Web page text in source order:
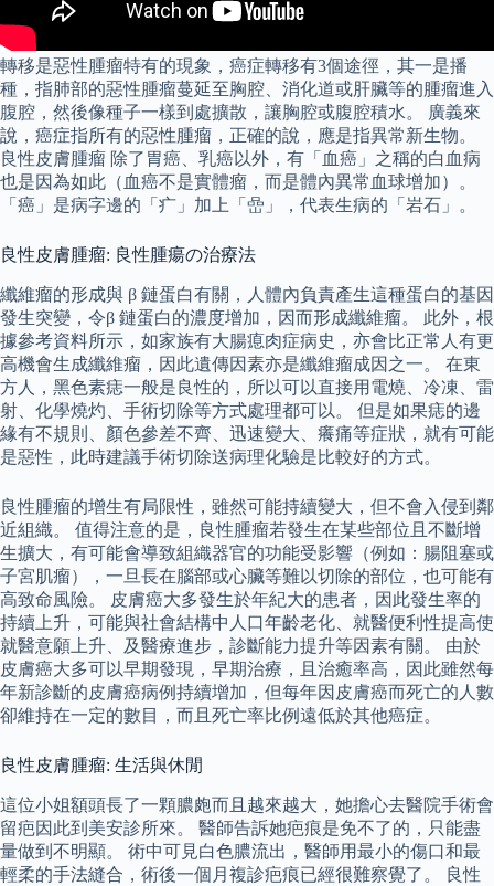
轉移是惡性腫瘤特有的現象，癌症轉移有3個途徑，其一是播
種，指肺部的惡性腫瘤蔓延至胸腔、消化道或肝臟等的腫瘤進入
腹腔，然後像種子一樣到處擴散，讓胸腔或腹腔積水。 廣義來
說，癌症指所有的惡性腫瘤，正確的說，應是指異常新生物。
良性皮膚腫瘤 除了胃癌、乳癌以外，有「血癌」之稱的白血病
也是因為如此（血癌不是實體瘤，而是體內異常血球增加）。
「癌」是病字邊的「疒」加上「嵒」，代表生病的「岩石」。
良性皮膚腫瘤: 良性腫瘍の治療法
纖維瘤的形成與 β 鏈蛋白有關，人體內負責產生這種蛋白的基因
發生突變，令β 鏈蛋白的濃度增加，因而形成纖維瘤。 此外，根
據參考資料所示，如家族有大腸瘜肉症病史，亦會比正常人有更
高機會生成纖維瘤，因此遺傳因素亦是纖維瘤成因之一。 在東
方人，黑色素痣一般是良性的，所以可以直接用電燒、冷凍、雷
射、化學燒灼、手術切除等方式處理都可以。 但是如果痣的邊
緣有不規則、顏色參差不齊、迅速變大、癢痛等症狀，就有可能
是惡性，此時建議手術切除送病理化驗是比較好的方式。
良性腫瘤的增生有局限性，雖然可能持續變大，但不會入侵到鄰
近組織。 值得注意的是，良性腫瘤若發生在某些部位且不斷增
生擴大，有可能會導致組織器官的功能受影響（例如：腸阻塞或
子宮肌瘤），一旦長在腦部或心臟等難以切除的部位，也可能有
高致命風險。 皮膚癌大多發生於年紀大的患者，因此發生率的
持續上升，可能與社會結構中人口年齡老化、就醫便利性提高使
就醫意願上升、及醫療進步，診斷能力提升等因素有關。 由於
皮膚癌大多可以早期發現，早期治療，且治癒率高，因此雖然每
年新診斷的皮膚癌病例持續增加，但每年因皮膚癌而死亡的人數
卻維持在一定的數目，而且死亡率比例遠低於其他癌症。
良性皮膚腫瘤: 生活與休閒
這位小姐額頭長了一顆膿皰而且越來越大，她擔心去醫院手術會
留疤因此到美安診所來。 醫師告訴她疤痕是免不了的，只能盡
量做到不明顯。 術中可見白色膿流出，醫師用最小的傷口和最
輕柔的手法縫合，術後一個月複診疤痕已經很難察覺了。 良性